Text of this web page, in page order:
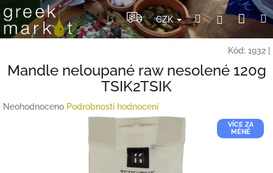
na
obsah
CZK HledatPřihlášení
Kód: 1932
Mandle neloupané raw nesolené 120g
TSIK2TSIK
Průměrné
Neohodnoceno Podrobnosti hodnocení
VÍCE ZA
MÉNĚ